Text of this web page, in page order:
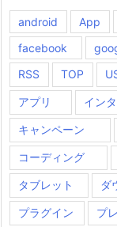
android App
facebook
RSS
TOP
アプリ イン
キャンペーン
コーディング
タブレット ダ
プラグイン プ